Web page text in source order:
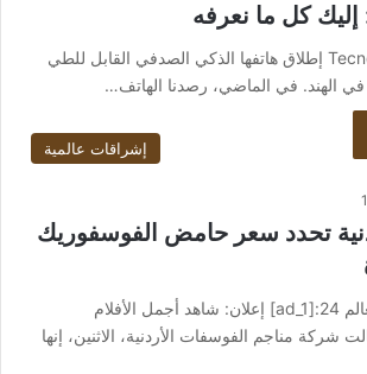
[ad_1] أكدت شركة Tecno إطلاق هاتفها الذكي الصدفي القابل للطي
إشراقات عالمية
تحدد سعر حامض الفوسفوريك
من صحيفة اشراق العالم 24:[ad_1] إعلان: شاهد أجمل الأفلام
2021 قالت شركة مناجم الفوسفات الأردنية، الاثنين، إنها